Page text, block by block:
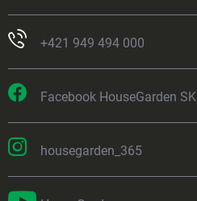
+421 949 494 000
Facebook HouseGarden SK
housegarden_365